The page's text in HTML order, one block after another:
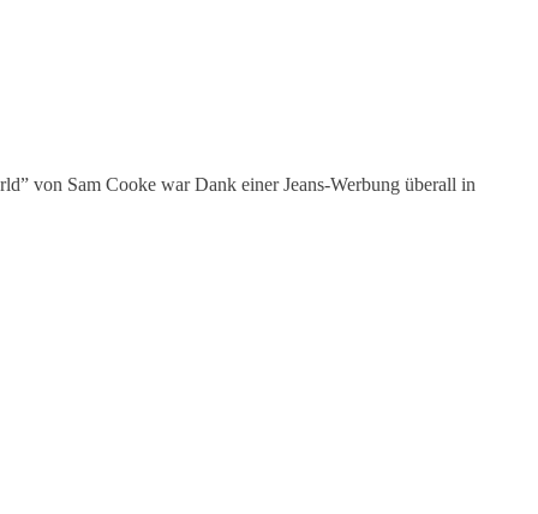
von Sam Cooke war Dank einer Jeans-Werbung überall in